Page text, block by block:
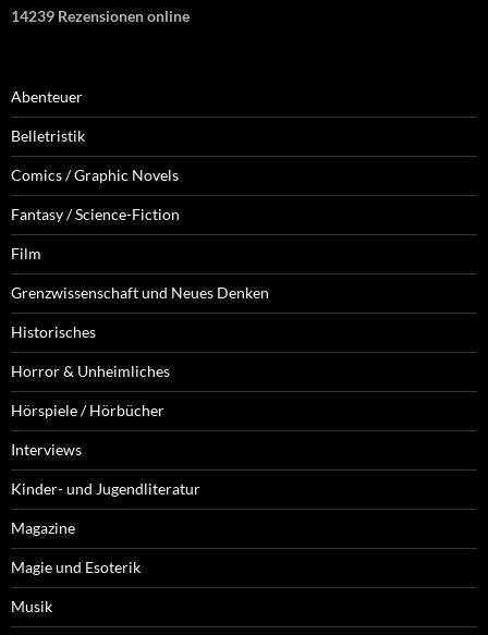
14239 Rezensionen online
Abenteuer
Belletristik
Comics / Graphic Novels
Fantasy / Science-Fiction
Film
Grenzwissenschaft und Neues Denken
Historisches
Horror & Unheimliches
Hörspiele / Hörbücher
Interviews
Kinder- und Jugendliteratur
Magazine
Magie und Esoterik
Musik